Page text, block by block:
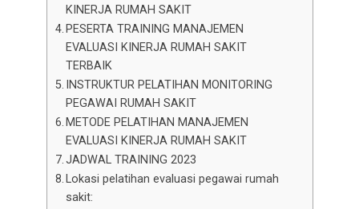
KINERJA RUMAH SAKIT
PESERTA TRAINING MANAJEMEN
EVALUASI KINERJA RUMAH SAKIT
TERBAIK
INSTRUKTUR PELATIHAN MONITORING
PEGAWAI RUMAH SAKIT
METODE PELATIHAN MANAJEMEN
EVALUASI KINERJA RUMAH SAKIT
JADWAL TRAINING 2023
Lokasi pelatihan evaluasi pegawai rumah
sakit: